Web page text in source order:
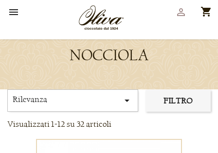
 shopping_cart

NOCCIOLA
Rilevanza  FILTRO
Visualizzati 1-12 su 32 articoli